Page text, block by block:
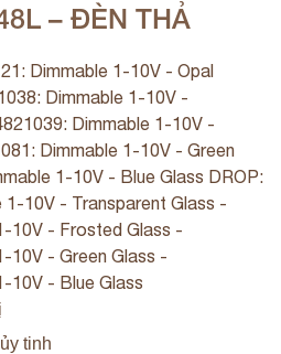
– ĐÈN THẢ
Dimmable 1-10V - Opal
Dimmable 1-10V -
Dimmable 1-10V -
Dimmable 1-10V - Green
1-10V - Blue Glass DROP:
10V - Transparent Glass -
10V - Frosted Glass -
10V - Green Glass -
10V - Blue Glass
tinh